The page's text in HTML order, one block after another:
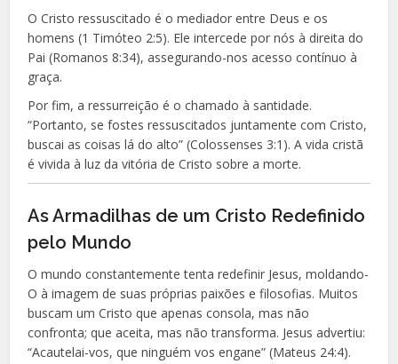
O Cristo ressuscitado é o mediador entre Deus e os
homens (1 Timóteo 2:5). Ele intercede por nós à direita do
Pai (Romanos 8:34), assegurando-nos acesso contínuo à
graça.
Por fim, a ressurreição é o chamado à santidade.
“Portanto, se fostes ressuscitados juntamente com Cristo,
buscai as coisas lá do alto” (Colossenses 3:1). A vida cristã
é vivida à luz da vitória de Cristo sobre a morte.
As Armadilhas de um Cristo Redefinido
pelo Mundo
O mundo constantemente tenta redefinir Jesus, moldando-
O à imagem de suas próprias paixões e filosofias. Muitos
buscam um Cristo que apenas consola, mas não
confronta; que aceita, mas não transforma. Jesus advertiu:
“Acautelai-vos, que ninguém vos engane” (Mateus 24:4).